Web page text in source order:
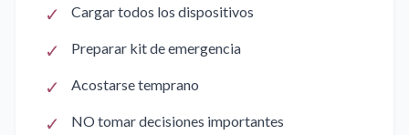
✓ Cargar todos los dispositivos
✓ Preparar kit de emergencia
✓ Acostarse temprano
✓ NO tomar decisiones importantes